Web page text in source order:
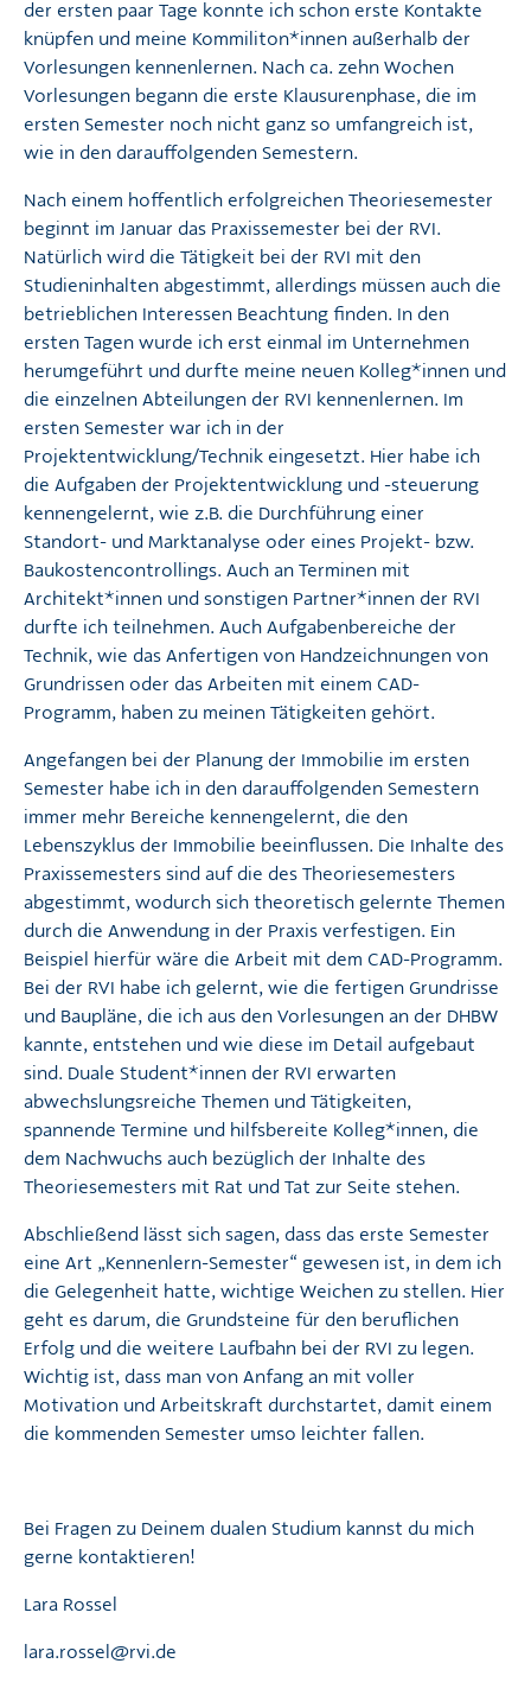
der ersten paar Tage konnte ich schon erste Kontakte
knüpfen und meine Kommiliton*innen außerhalb der
Vorlesungen kennenlernen. Nach ca. zehn Wochen
Vorlesungen begann die erste Klausurenphase, die im
ersten Semester noch nicht ganz so umfangreich ist,
wie in den darauffolgenden Semestern.
Nach einem hoffentlich erfolgreichen Theoriesemester
beginnt im Januar das Praxissemester bei der RVI.
Natürlich wird die Tätigkeit bei der RVI mit den
Studieninhalten abgestimmt, allerdings müssen auch die
betrieblichen Interessen Beachtung finden. In den
ersten Tagen wurde ich erst einmal im Unternehmen
herumgeführt und durfte meine neuen Kolleg*innen und
die einzelnen Abteilungen der RVI kennenlernen. Im
ersten Semester war ich in der
Projektentwicklung/Technik eingesetzt. Hier habe ich
die Aufgaben der Projektentwicklung und -steuerung
kennengelernt, wie z.B. die Durchführung einer
Standort- und Marktanalyse oder eines Projekt- bzw.
Baukostencontrollings. Auch an Terminen mit
Architekt*innen und sonstigen Partner*innen der RVI
durfte ich teilnehmen. Auch Aufgabenbereiche der
Technik, wie das Anfertigen von Handzeichnungen von
Grundrissen oder das Arbeiten mit einem CAD-
Programm, haben zu meinen Tätigkeiten gehört.
Angefangen bei der Planung der Immobilie im ersten
Semester habe ich in den darauffolgenden Semestern
immer mehr Bereiche kennengelernt, die den
Lebenszyklus der Immobilie beeinflussen. Die Inhalte des
Praxissemesters sind auf die des Theoriesemesters
abgestimmt, wodurch sich theoretisch gelernte Themen
durch die Anwendung in der Praxis verfestigen. Ein
Beispiel hierfür wäre die Arbeit mit dem CAD-Programm.
Bei der RVI habe ich gelernt, wie die fertigen Grundrisse
und Baupläne, die ich aus den Vorlesungen an der DHBW
kannte, entstehen und wie diese im Detail aufgebaut
sind. Duale Student*innen der RVI erwarten
abwechslungsreiche Themen und Tätigkeiten,
spannende Termine und hilfsbereite Kolleg*innen, die
dem Nachwuchs auch bezüglich der Inhalte des
Theoriesemesters mit Rat und Tat zur Seite stehen.
Abschließend lässt sich sagen, dass das erste Semester
eine Art „Kennenlern-Semester“ gewesen ist, in dem ich
die Gelegenheit hatte, wichtige Weichen zu stellen. Hier
geht es darum, die Grundsteine für den beruflichen
Erfolg und die weitere Laufbahn bei der RVI zu legen.
Wichtig ist, dass man von Anfang an mit voller
Motivation und Arbeitskraft durchstartet, damit einem
die kommenden Semester umso leichter fallen.
Bei Fragen zu Deinem dualen Studium kannst du mich
gerne kontaktieren!
Lara Rossel
lara.rossel@rvi.de